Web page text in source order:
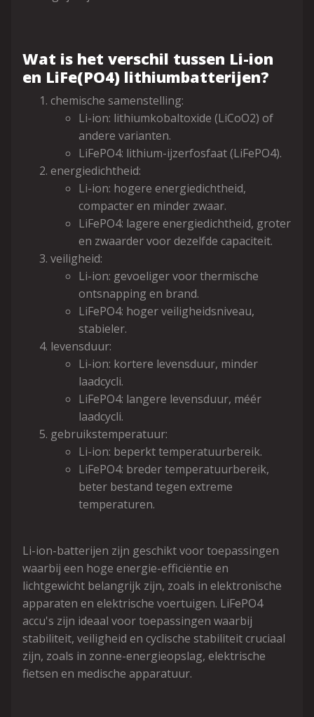
Wat is het verschil tussen Li-ion
en LiFe(PO4) lithiumbatterijen?
chemische samenstelling:
Li-ion: lithiumkobaltoxide (LiCoO2) of
andere varianten.
LiFePO4: lithium-ijzerfosfaat (LiFePO4).
energiedichtheid:
Li-ion: hogere energiedichtheid,
compacter en minder zwaar.
LiFePO4: lagere energiedichtheid, groter
en zwaarder voor dezelfde capaciteit.
veiligheid:
Li-ion: gevoeliger voor thermische
ontsnapping en brand.
LiFePO4: hoger veiligheidsniveau,
stabieler.
levensduur:
Li-ion: kortere levensduur, minder
laadcycli.
LiFePO4: langere levensduur, méér
laadcycli.
gebruikstemperatuur:
Li-ion: beperkt temperatuurbereik.
LiFePO4: breder temperatuurbereik,
beter bestand tegen extreme
temperaturen.
Li-ion-batterijen zijn geschikt voor toepassingen
waarbij een hoge energie-efficiëntie en
lichtgewicht belangrijk zijn, zoals in elektronische
apparaten en elektrische voertuigen. LiFePO4
accu's zijn ideaal voor toepassingen waarbij
stabiliteit, veiligheid en cyclische stabiliteit cruciaal
zijn, zoals in zonne-energieopslag, elektrische
fietsen en medische apparatuur.